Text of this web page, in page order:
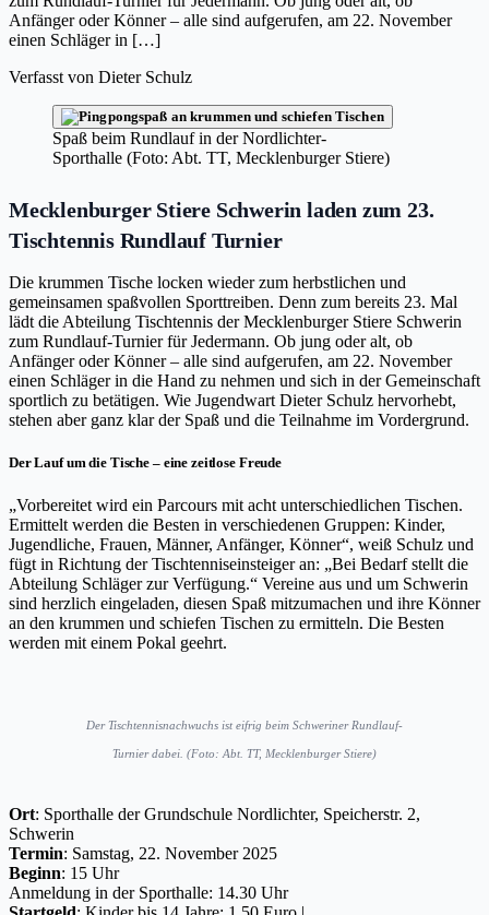
Anfänger oder Könner – alle sind aufgerufen, am 22. November
einen Schläger in […]
Verfasst von Dieter Schulz
Spaß beim Rundlauf in der Nordlichter-
Sporthalle (Foto: Abt. TT, Mecklenburger Stiere)
Mecklenburger Stiere Schwerin laden zum 23.
Tischtennis Rundlauf Turnier
Die krummen Tische locken wieder zum herbstlichen und
gemeinsamen spaßvollen Sporttreiben. Denn zum bereits 23. Mal
lädt die Abteilung Tischtennis der Mecklenburger Stiere Schwerin
zum Rundlauf-Turnier für Jedermann. Ob jung oder alt, ob
Anfänger oder Könner – alle sind aufgerufen, am 22. November
einen Schläger in die Hand zu nehmen und sich in der Gemeinschaft
sportlich zu betätigen. Wie Jugendwart Dieter Schulz hervorhebt,
stehen aber ganz klar der Spaß und die Teilnahme im Vordergrund.
Der Lauf um die Tische – eine zeitlose Freude
„Vorbereitet wird ein Parcours mit acht unterschiedlichen Tischen.
Ermittelt werden die Besten in verschiedenen Gruppen: Kinder,
Jugendliche, Frauen, Männer, Anfänger, Könner“, weiß Schulz und
fügt in Richtung der Tischtenniseinsteiger an: „Bei Bedarf stellt die
Abteilung Schläger zur Verfügung.“ Vereine aus und um Schwerin
sind herzlich eingeladen, diesen Spaß mitzumachen und ihre Könner
an den krummen und schiefen Tischen zu ermitteln. Die Besten
werden mit einem Pokal geehrt.
Der Tischtennisnachwuchs ist eifrig beim Schweriner Rundlauf-
Turnier dabei. (Foto: Abt. TT, Mecklenburger Stiere)
Ort: Sporthalle der Grundschule Nordlichter, Speicherstr. 2,
Schwerin
Termin: Samstag, 22. November 2025
Beginn: 15 Uhr
Anmeldung in der Sporthalle: 14.30 Uhr